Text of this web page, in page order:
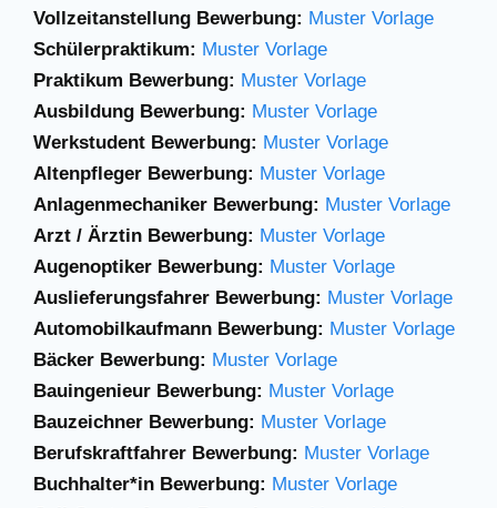
Vollzeitanstellung Bewerbung: Muster Vorlage
Schülerpraktikum: Muster Vorlage
Praktikum Bewerbung: Muster Vorlage
Ausbildung Bewerbung: Muster Vorlage
Werkstudent Bewerbung: Muster Vorlage
Altenpfleger Bewerbung: Muster Vorlage
Anlagenmechaniker Bewerbung: Muster Vorlage
Arzt / Ärztin Bewerbung: Muster Vorlage
Augenoptiker Bewerbung: Muster Vorlage
Auslieferungsfahrer Bewerbung: Muster Vorlage
Automobilkaufmann Bewerbung: Muster Vorlage
Bäcker Bewerbung: Muster Vorlage
Bauingenieur Bewerbung: Muster Vorlage
Bauzeichner Bewerbung: Muster Vorlage
Berufskraftfahrer Bewerbung: Muster Vorlage
Buchhalter*in Bewerbung: Muster Vorlage